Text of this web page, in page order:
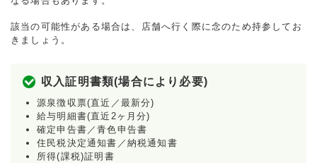
該当の可能性がある場合は、店舗へ行く際に念のため持参してお
きましょう。
収入証明書類(場合により必要)
源泉徴収票(直近／最新分)
給与明細書(直近2ヶ月分)
確定申告書／青色申告書
住民税決定通知書／納税通知書
所得(課税)証明書